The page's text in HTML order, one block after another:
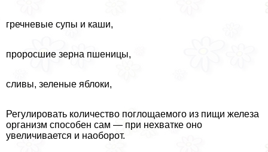
гречневые супы и каши,
проросшие зерна пшеницы,
сливы, зеленые яблоки,
Регулировать количество поглощаемого из пищи железа
организм способен сам — при нехватке оно
увеличивается и наоборот.